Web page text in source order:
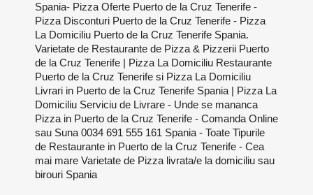
Spania- Pizza Oferte Puerto de la Cruz Tenerife -
Pizza Disconturi Puerto de la Cruz Tenerife - Pizza
La Domiciliu Puerto de la Cruz Tenerife Spania.
Varietate de Restaurante de Pizza & Pizzerii Puerto
de la Cruz Tenerife | Pizza La Domiciliu Restaurante
Puerto de la Cruz Tenerife si Pizza La Domiciliu
Livrari in Puerto de la Cruz Tenerife Spania | Pizza La
Domiciliu Serviciu de Livrare - Unde se mananca
Pizza in Puerto de la Cruz Tenerife - Comanda Online
sau Suna 0034 691 555 161 Spania - Toate Tipurile
de Restaurante in Puerto de la Cruz Tenerife - Cea
mai mare Varietate de Pizza livrata/e la domiciliu sau
birouri Spania